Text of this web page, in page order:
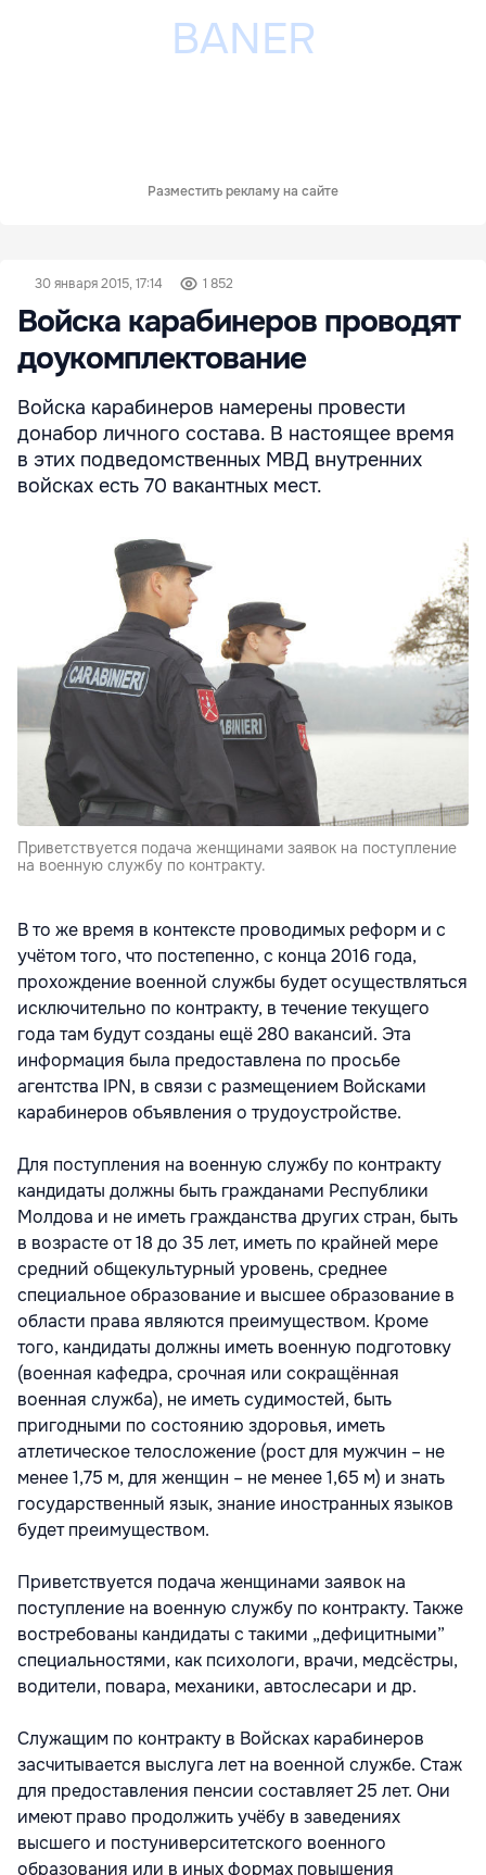
Разместить рекламу на сайте
30 января 2015, 17:14 1 852
Войска карабинеров проводят
доукомплектование
Войска карабинеров намерены провести
донабор личного состава. В настоящее время
в этих подведомственных МВД внутренних
войсках есть 70 вакантных мест.
Приветствуется подача женщинами заявок на поступление
на военную службу по контракту.
В то же время в контексте проводимых реформ и с
учётом того, что постепенно, с конца 2016 года,
прохождение военной службы будет осуществляться
исключительно по контракту, в течение текущего
года там будут созданы ещё 280 вакансий. Эта
информация была предоставлена по просьбе
агентства IPN, в связи с размещением Войсками
карабинеров объявления о трудоустройстве.
Для поступления на военную службу по контракту
кандидаты должны быть гражданами Республики
Молдова и не иметь гражданства других стран, быть
в возрасте от 18 до 35 лет, иметь по крайней мере
средний общекультурный уровень, среднее
специальное образование и высшее образование в
области права являются преимуществом. Кроме
того, кандидаты должны иметь военную подготовку
(военная кафедра, срочная или сокращённая
военная служба), не иметь судимостей, быть
пригодными по состоянию здоровья, иметь
атлетическое телосложение (рост для мужчин – не
менее 1,75 м, для женщин – не менее 1,65 м) и знать
государственный язык, знание иностранных языков
будет преимуществом.
Приветствуется подача женщинами заявок на
поступление на военную службу по контракту. Также
востребованы кандидаты с такими „дефицитными”
специальностями, как психологи, врачи, медсёстры,
водители, повара, механики, автослесари и др.
Служащим по контракту в Войсках карабинеров
засчитывается выслуга лет на военной службе. Стаж
для предоставления пенсии составляет 25 лет. Они
имеют право продолжить учёбу в заведениях
высшего и постуниверситетского военного
образования или в иных формах повышения